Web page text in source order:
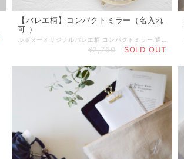
【バレエ柄】コンパクトミラー（名入れ
可 ）
¥2,750 SOLD OUT